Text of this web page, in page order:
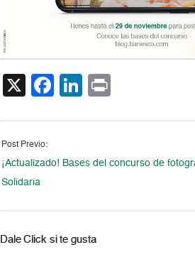
X Facebook
LinkedIn
Post Previo:
¡Actualizado! Bases del concurso de
Solidaria
Dale Click si te gusta